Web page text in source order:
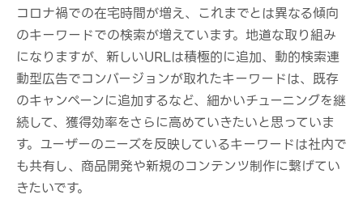
コロナ禍での在宅時間が増え、これまでとは異なる傾向
のキーワードでの検索が増えています。地道な取り組み
になりますが、新しいURLは積極的に追加、動的検索連
動型広告でコンバージョンが取れたキーワードは、既存
のキャンペーンに追加するなど、細かいチューニングを継
続して、獲得効率をさらに高めていきたいと思っていま
す。ユーザーのニーズを反映しているキーワードは社内で
も共有し、商品開発や新規のコンテンツ制作に繋げてい
きたいです。